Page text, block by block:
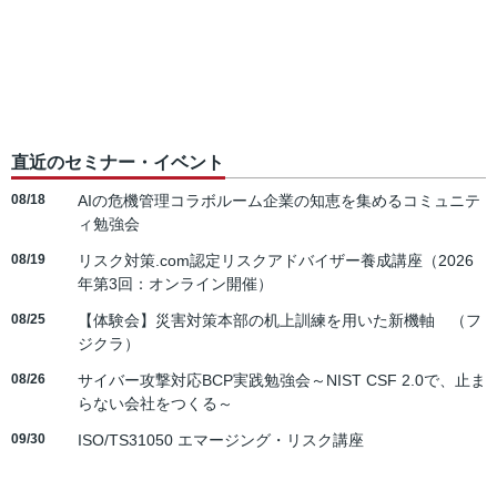
直近のセミナー・イベント
08/18
AIの危機管理コラボルーム企業の知恵を集めるコミュニテ
ィ勉強会
08/19
リスク対策.com認定リスクアドバイザー養成講座（2026
年第3回：オンライン開催）
08/25
【体験会】災害対策本部の机上訓練を用いた新機軸 （フ
ジクラ）
08/26
サイバー攻撃対応BCP実践勉強会～NIST CSF 2.0で、止ま
らない会社をつくる～
09/30 ISO/TS31050 エマージング・リスク講座